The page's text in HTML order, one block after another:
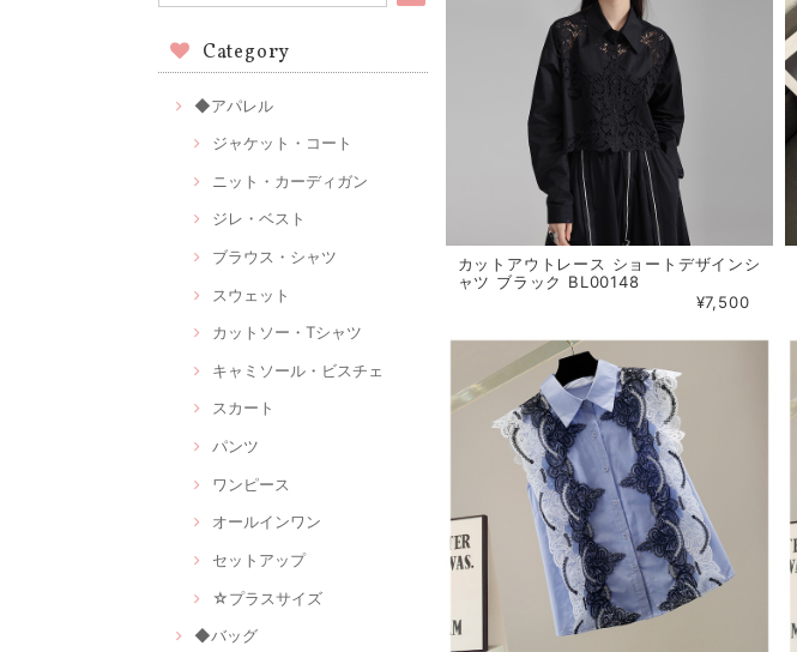
Category
◆アパレル
ジャケット・コート
ニット・カーディガン
ジレ・ベスト
ブラウス・シャツ
スウェット
カットソー・Tシャツ
キャミソール・ビスチェ
スカート
パンツ
ワンピース
オールインワン
セットアップ
☆プラスサイズ
◆バッグ
カットアウトレース ショートデザインシ
ャツ ブラック BL00148
¥7,500